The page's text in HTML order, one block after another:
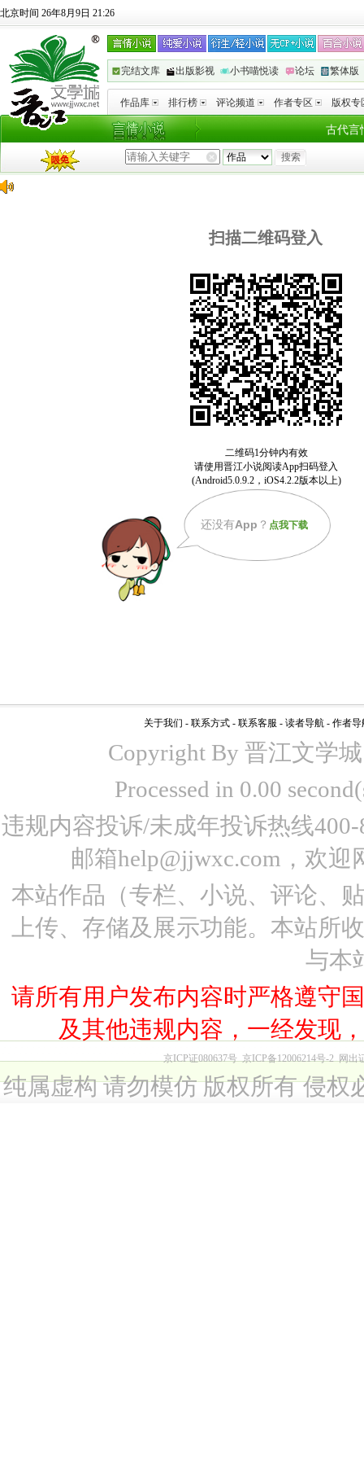
北京时间 26年8月9日 21:26
完结文库 出版影视 小书喵悦读 论坛 繁体版
作品库 排行榜 评论频道 作者专区 版权专
古代言
扫描二维码登入
还没有App ？ 点我下载
关于我们 - 联系方式 - 联系客服 - 读者导航 - 作者导
Copyright By 晋江文学
Processed in 0.00
违规内容投诉/未成年投诉热线
邮箱help@jjwxc.com，欢
本站作品（专栏、小说、评论、
上传、存储及展示功能。本站所
与本
请所有用户发布内容时严格遵守
及其他违规内容，一经发现
京ICP证080637号 京ICP备12006214号-2 网出
纯属虚构 请勿模仿 版权所有 侵权